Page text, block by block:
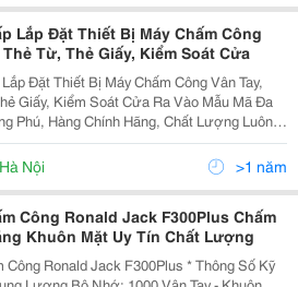
Lắp Đặt Thiết Bị Máy Chấm Công
Thẻ Từ, Thẻ Giấy, Kiểm Soát Cửa
Đặt Thiết Bị Máy Chấm Công Vân Tay,
Kiểm Soát Cửa Ra Vào Mẫu Mã Đa
Phú, Hàng Chính Hãng, Chất Lượng Luôn
Trong Nhiều Năm Liền Tel 0987217507 / 0902224009
Hà Nội >1 năm
Công Ronald Jack F300Plus Chấm
Khuôn Mặt Uy Tín Chất Lượng
Ronald Jack F300Plus * Thông Số Kỹ